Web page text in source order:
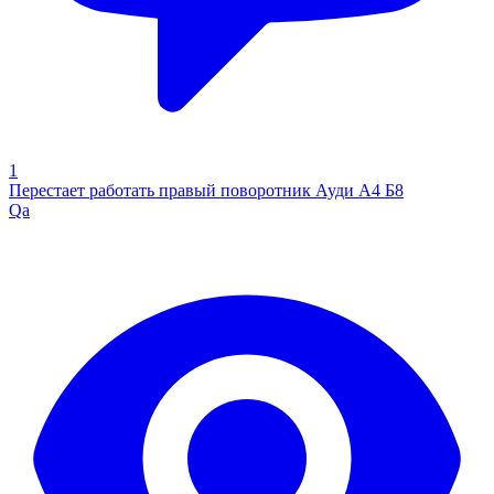
1
Перестает работать правый поворотник Ауди А4 Б8
Qa